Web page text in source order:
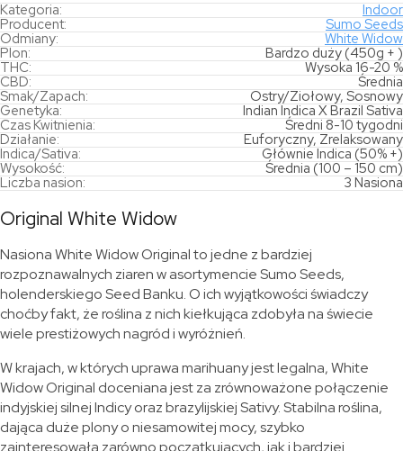
Kategoria:
Indoor
Producent:
Sumo Seeds
Odmiany:
White Widow
Plon:
Bardzo duży (450g + )
THC:
Wysoka 16-20 %
CBD:
Średnia
Smak/Zapach:
Ostry/Ziołowy, Sosnowy
Genetyka:
Indian Indica X Brazil Sativa
Czas Kwitnienia:
Średni 8-10 tygodni
Działanie:
Euforyczny, Zrelaksowany
Indica/Sativa:
Głównie Indica (50% +)
Wysokość:
Średnia (100 – 150 cm)
Liczba nasion:
3 Nasiona
Original White Widow
Nasiona White Widow Original to jedne z bardziej
rozpoznawalnych ziaren w asortymencie Sumo Seeds,
holenderskiego Seed Banku. O ich wyjątkowości świadczy
choćby fakt, że roślina z nich kiełkująca zdobyła na świecie
wiele prestiżowych nagród i wyróżnień.
W krajach, w których uprawa marihuany jest legalna, White
Widow Original doceniana jest za zrównoważone połączenie
indyjskiej silnej Indicy oraz brazylijskiej Sativy. Stabilna roślina,
dająca duże plony o niesamowitej mocy, szybko
zainteresowała zarówno początkujących, jak i bardziej